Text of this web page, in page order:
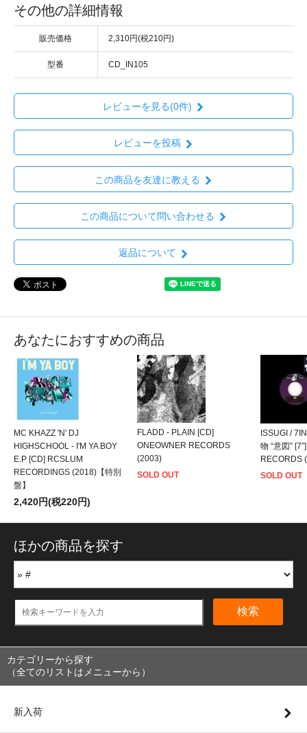
その他の詳細情報
販売価格 2,310円(税210円)
型番 CD_IN105
レビューを見る(0件)
レビューを投稿
この商品を友達に教える
この商品について問い合わせる
返品について
あなたにおすすめの商品
MC KHAZZ 'N' DJ
HIGHSCHOOL - I'M YA BOY
E.P [CD] RCSLUM
RECORDINGS (2018)【特別
盤】
2,420円(税220円)
FLADD - PLAIN [CD]
ONEOWNER RECORDS
(2003)
SOLD OUT
ISSUGI /
物 “意図”
RECORDS
SOLD OUT
ほかの商品を探す
検索
カテゴリーから探す
（全てのリストはメニューから）
新入荷